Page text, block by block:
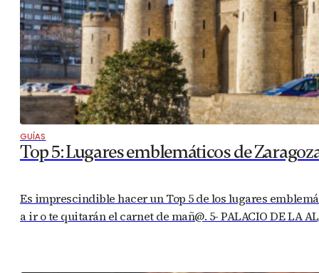
GUÍAS
Top 5: Lugares emblemáticos de
Es imprescindible hacer un Top 5 de los lugares
a ir o te quitarán el carnet de mañ@. 5- PALACIO DE LA